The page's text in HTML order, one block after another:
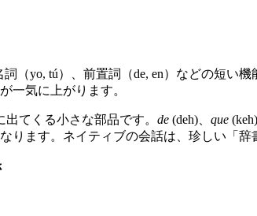
（yo, tú）、前置詞（de, en）などの短い
一気に上がります。
てくる小さな部品です。 de (deh)、 que (keh)
ります。ネイティブの会話は、珍しい「